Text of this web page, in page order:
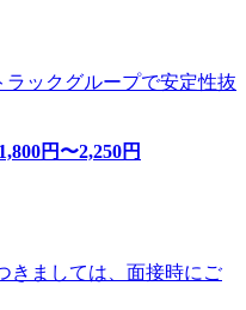
ックグループで安定性抜
円〜2,250円
きましては、面接時にご